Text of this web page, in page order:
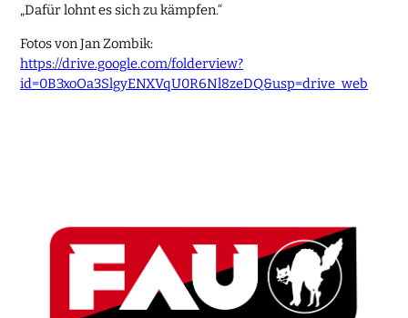
„Dafür lohnt es sich zu kämpfen.“
Fotos von Jan Zombik:
https://drive.google.com/folderview?
id=0B3xoOa3SlgyENXVqU0R6Nl8zeDQ&usp=drive_web